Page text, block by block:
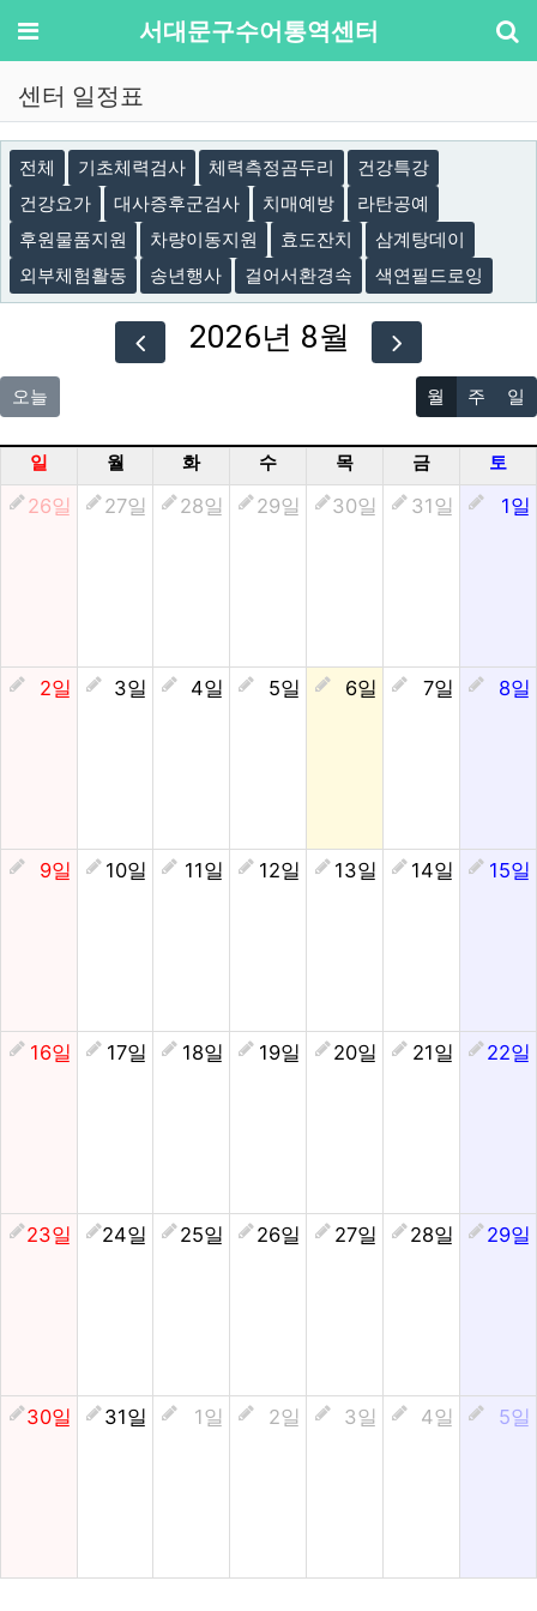
메뉴 서대문구수어통역센터
센터 일정표
전체 기초체력검사 체력측정곰두리
건강특강
건강요가
대사증후군검사 치매예방
라탄공예
후원물품지원
차량이동지원 효도잔치
삼계탕데이
외부체험활동
송년행사 걸어서환경속 색연필드로잉
오늘
2026년 8월
월 주 일
일 월 화 수 목 금 토
26일 27일 28일 29일 30일 31일 1일
2일 3일 4일 5일 6일 7일 8일
9일 10일 11일 12일 13일 14일 15일
16일 17일 18일 19일 20일 21일 22일
23일 24일 25일 26일 27일 28일 29일
30일 31일 1일 2일 3일 4일 5일